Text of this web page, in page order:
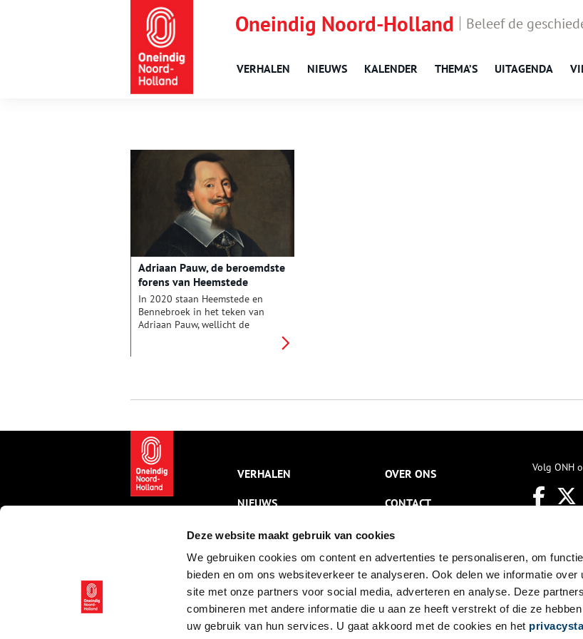
Deze website maakt gebruik van cookies
We gebruiken cookies om content en advertenties te personaliseren, om
bieden en om ons websiteverkeer te analyseren. Ook delen we informatie over
site met onze partners voor social media, adverteren en analyse. Deze
combineren met andere informatie die u aan ze heeft verstrekt of die ze
uw gebruik van hun services. U gaat akkoord met de cookies en het
Oneindig Noord-Holland Beleef de
VERHALEN NIEUWS KALENDER THEMA’S UITAGENDA
Adriaan Pauw, de beroemdste
forens van Heemstede
In 2020 staan Heemstede en
Bennebroek in het teken van
Adriaan Pauw, wellicht de
VERHALEN
NIEUWS
KALENDER
THEMA’S
ACTIVITEITEN
VIDEO’S
OVER ONS
CONTACT
NIEUWSBRIEF
DISCLAIMER
PRIVACY
TOEGANKELIJKHEID
Volg ONH